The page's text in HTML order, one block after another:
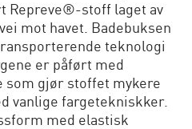
Repreve®-stoff laget av
mot havet. Badebuksen
teknologi
er påført med
som gjør stoffet mykere
vanlige fargetekniskker.
med elastisk